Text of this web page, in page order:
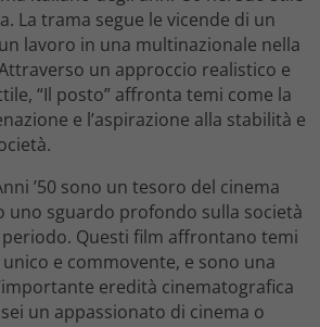
La trama segue le vicende di un
lavoro in una multinazionale nella
un approccio realistico e
“Il posto” affronta temi come la
e l’aspirazione alla stabilità e
’50 sono un tesoro del cinema
uno sguardo profondo sulla società
Questi film affrontano temi
e commovente, e sono una
eredità cinematografica
un appassionato di cinema o